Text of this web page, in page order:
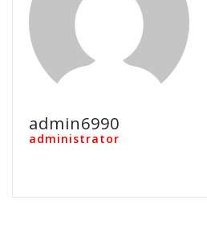
admin6990
administrator